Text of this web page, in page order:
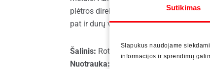
Sutikimas
Slapukus naudojame
informacijos ir sprendimų
Atsarginės dalys langams
plėtros direktorius Artur Blukacz:
pat ir durų vyriai Roto Solid C yra
Šalinis: Roto Inside, 47 leidimas, 2021
Nuotrauka: